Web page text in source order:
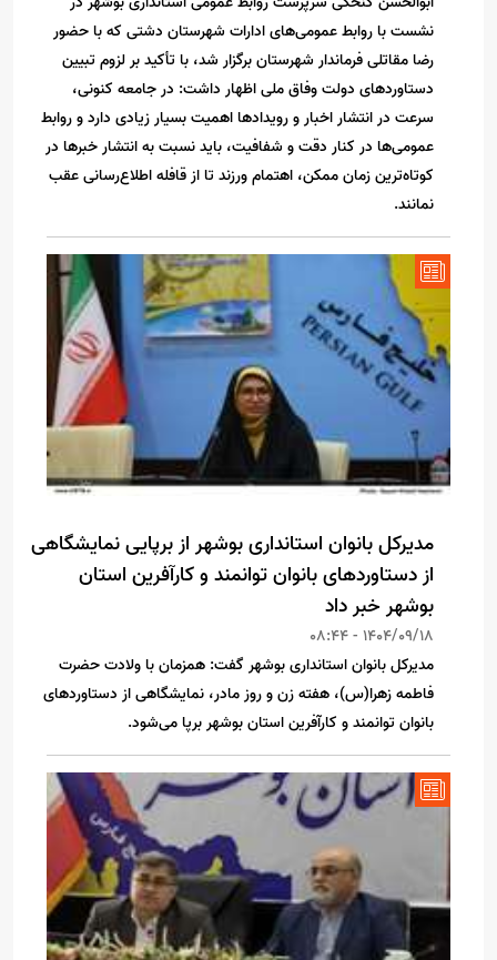
نشست با روابط عمومی‌های ادارات شهرستان دشتی که با حضور
رضا مقاتلی فرماندار شهرستان برگزار شد، با تأکید بر لزوم تبیین
دستاوردهای دولت وفاق ملی اظهار داشت: در جامعه کنونی،
سرعت در انتشار اخبار و رویدادها اهمیت بسیار زیادی دارد و روابط
عمومی‌ها در کنار دقت و شفافیت، باید نسبت به انتشار خبرها در
کوتاه‌ترین زمان ممکن، اهتمام ورزند تا از قافله اطلاع‌رسانی عقب
نمانند.
مدیرکل بانوان استانداری بوشهر از برپایی نمایشگاهی
از دستاوردهای بانوان توانمند و کارآفرین استان
بوشهر خبر داد
1404/09/18 - 08:44
مدیرکل بانوان استانداری بوشهر گفت: همزمان با ولادت حضرت
فاطمه زهرا(س)، هفته زن و روز مادر، نمایشگاهی از دستاوردهای
بانوان توانمند و کارآفرین استان بوشهر برپا می‌شود.